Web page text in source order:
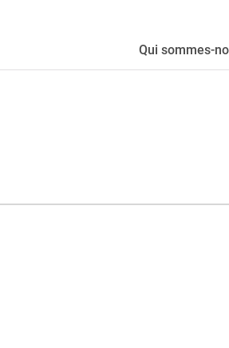
Qui sommes-